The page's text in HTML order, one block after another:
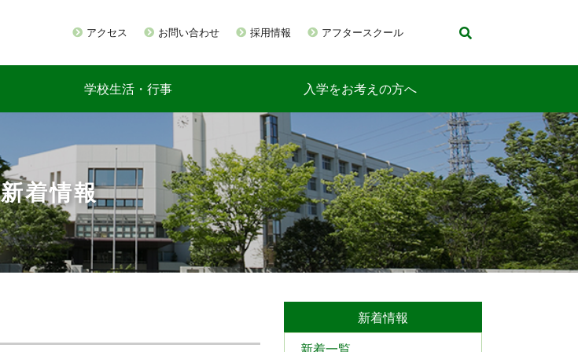
アクセス お問い合わせ 採用情報 アフタースクール
学校生活・行事 入学をお考えの方へ
新着情報
新着情報
新着一覧